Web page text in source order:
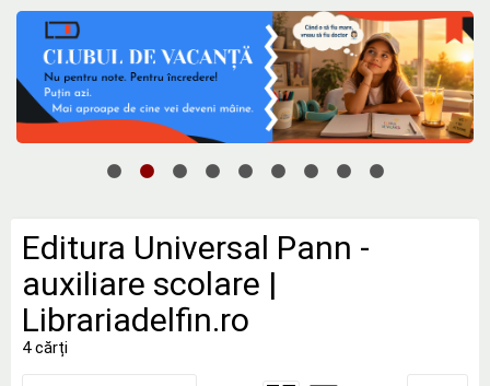
Editura Universal Pann -
auxiliare scolare |
Librariadelfin.ro
4 cărți